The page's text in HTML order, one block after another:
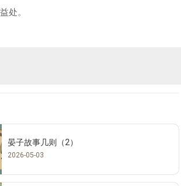
处。
晏子故事几则（2）
2026-05-03